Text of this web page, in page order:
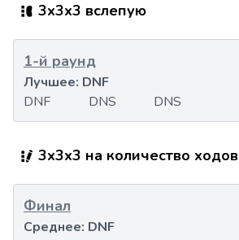
3x3x3 вслепую
1-й раунд
DNF DNS DNS
Лучшее: DNF
3x3x3 на количество ходов
Финал
Среднее: DNF